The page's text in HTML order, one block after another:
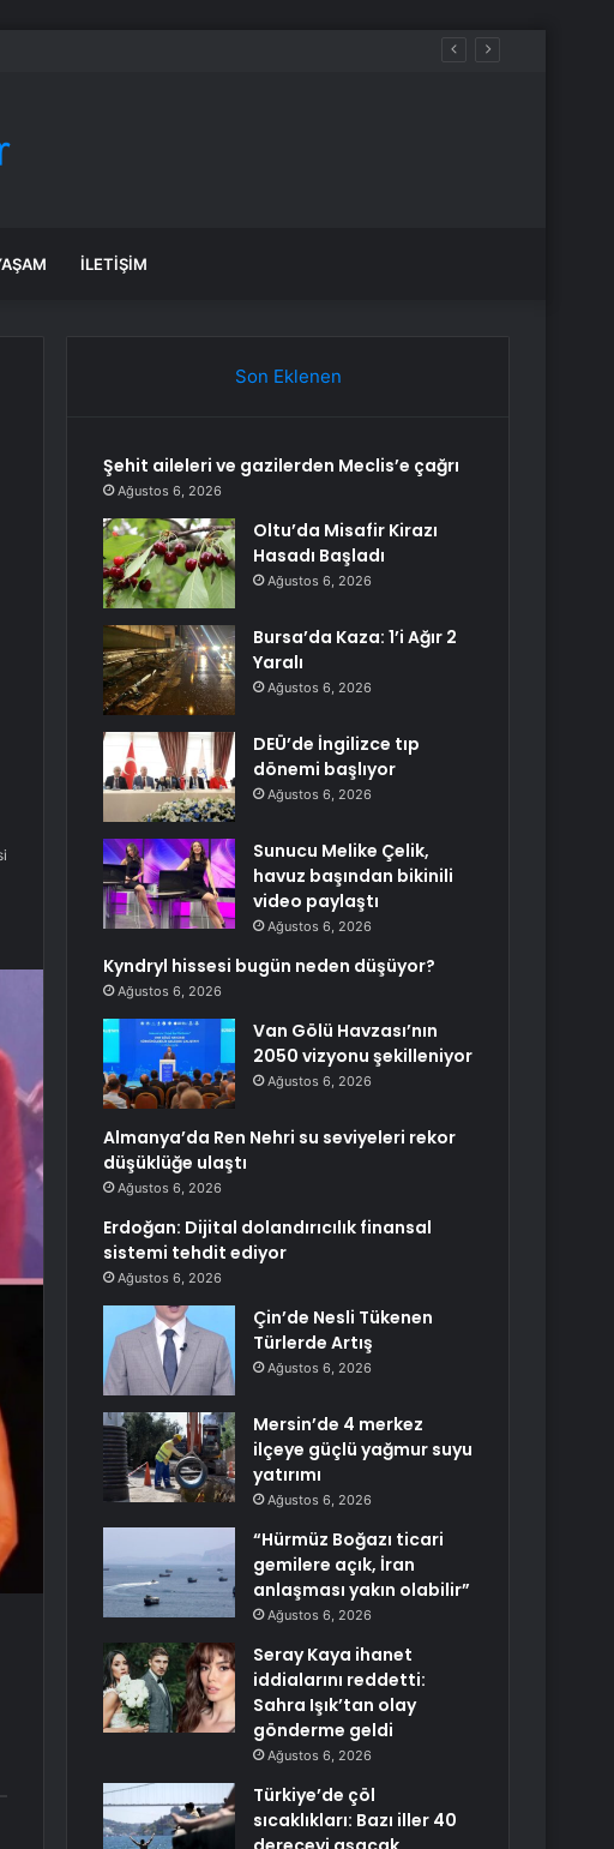
İLETIŞIM
Son Eklenen
Şehit aileleri ve gazilerden Meclis’e çağrı
Ağustos 6, 2026
Oltu’da Misafir Kirazı
Hasadı Başladı
Ağustos 6, 2026
Bursa’da Kaza: 1’i Ağır 2
Yaralı
Ağustos 6, 2026
DEÜ’de İngilizce tıp
dönemi başlıyor
Ağustos 6, 2026
Sunucu Melike Çelik,
havuz başından bikinili
video paylaştı
Ağustos 6, 2026
Kyndryl hissesi bugün neden düşüyor?
Ağustos 6, 2026
Van Gölü Havzası’nın
2050 vizyonu şekilleniyor
Ağustos 6, 2026
Almanya’da Ren Nehri su seviyeleri rekor
düşüklüğe ulaştı
Ağustos 6, 2026
Erdoğan: Dijital dolandırıcılık finansal
sistemi tehdit ediyor
Ağustos 6, 2026
Çin’de Nesli Tükenen
Türlerde Artış
Ağustos 6, 2026
Mersin’de 4 merkez
ilçeye güçlü yağmur suyu
yatırımı
Ağustos 6, 2026
“Hürmüz Boğazı ticari
gemilere açık, İran
anlaşması yakın olabilir”
Ağustos 6, 2026
Seray Kaya ihanet
iddialarını reddetti:
Sahra Işık’tan olay
gönderme geldi
Ağustos 6, 2026
Türkiye’de çöl
sıcaklıkları: Bazı iller 40